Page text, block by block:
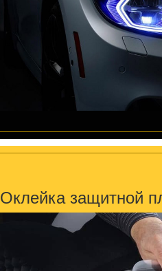
Оклейка защитной